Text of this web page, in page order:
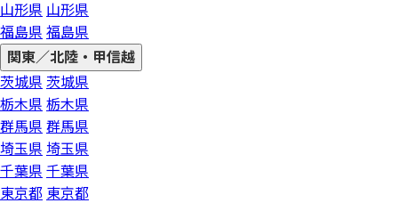
山形県 山形県
福島県 福島県
関東／北陸・甲信越
茨城県 茨城県
栃木県 栃木県
群馬県 群馬県
埼玉県 埼玉県
千葉県 千葉県
東京都 東京都